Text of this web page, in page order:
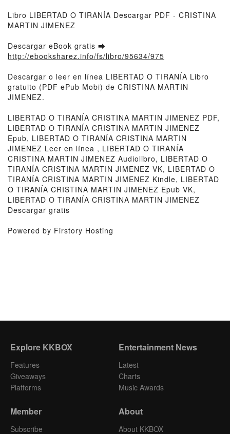
Libro LIBERTAD O TIRANÍA Descargar PDF - CRISTINA
MARTIN JIMENEZ
Descargar eBook gratis ➡
http://ebooksharez.info/fs/libro/95634/975
Descargar o leer en línea LIBERTAD O TIRANÍA Libro
gratuito (PDF ePub Mobi) de CRISTINA MARTIN
JIMENEZ.
LIBERTAD O TIRANÍA CRISTINA MARTIN JIMENEZ PDF,
LIBERTAD O TIRANÍA CRISTINA MARTIN JIMENEZ
Epub, LIBERTAD O TIRANÍA CRISTINA MARTIN
JIMENEZ Leer en línea , LIBERTAD O TIRANÍA
CRISTINA MARTIN JIMENEZ Audiolibro, LIBERTAD O
TIRANÍA CRISTINA MARTIN JIMENEZ VK, LIBERTAD O
TIRANÍA CRISTINA MARTIN JIMENEZ Kindle, LIBERTAD
O TIRANÍA CRISTINA MARTIN JIMENEZ Epub VK,
LIBERTAD O TIRANÍA CRISTINA MARTIN JIMENEZ
Descargar gratis
Powered by Firstory Hosting
Explore KKBOX
Features
Giveaways
Platforms
Entertainment News
Latest
Charts
Music Awards
Member
Subscribe
About
About KKBOX